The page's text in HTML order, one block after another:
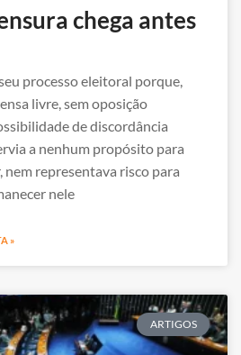
chega antes
processo eleitoral porque,
livre, sem oposição
de discordância
a nenhum propósito para
nem representava risco para
nele
»
ARTIGOS